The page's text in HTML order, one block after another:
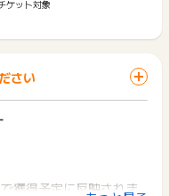
ケット対象
さい
獲得予定に反映されま